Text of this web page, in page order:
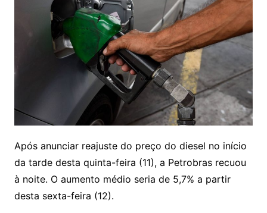
Após anunciar reajuste do preço do diesel no início
da tarde desta quinta-feira (11), a Petrobras recuou
à noite. O aumento médio seria de 5,7% a partir
desta sexta-feira (12).